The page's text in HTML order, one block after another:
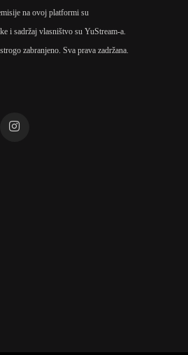
na ovoj platformi su
i sadržaj vlasništvo su YuStream-a.
zabranjeno. Sva prava zadržana.